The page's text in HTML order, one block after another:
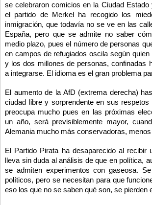
se celebraron comicios en la Ciudad
el partido de Merkel ha recogido los
inmigración, que todavía no se ve en las
España, pero que se admite no saber
medio plazo, pues el número de personas
en campos de refugiados oscila según
y los dos millones de personas, confinadas
a integrarse. El idioma es el gran problema
El aumento de la AfD (extrema derecha)
ciudad libre y sorprendente en sus respetos
preocupa mucho pues en las próximas
un año, será previsiblemente mayor,
Alemania mucho más conservadoras, menos
El Partido Pirata ha desaparecido al recibir
lleva sin duda al análisis de que en política,
se admiten experimentos con gaseosa.
políticos, pero se necesitan para que
eso los que no se saben qué son, se pierden